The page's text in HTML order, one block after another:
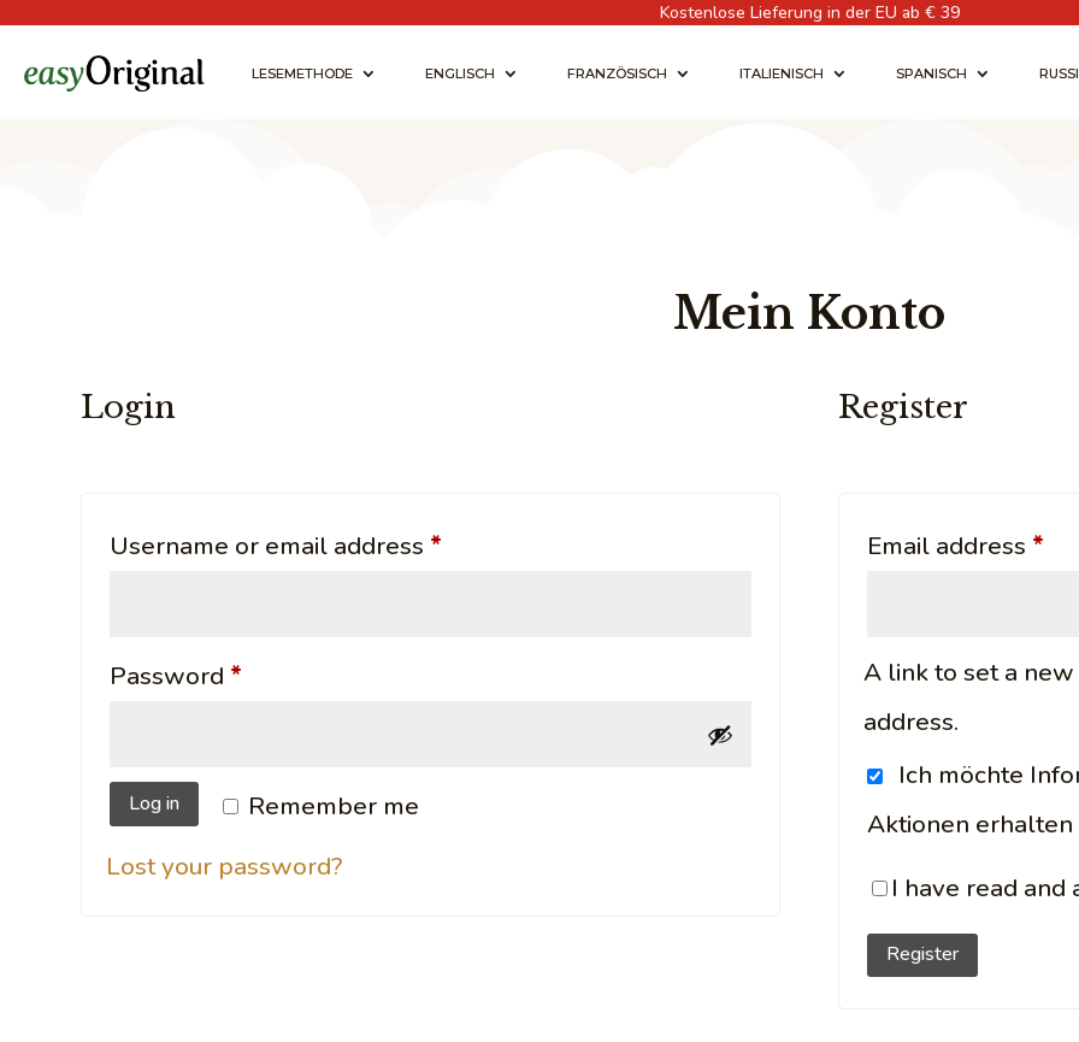
Kostenlose Lieferung in der EU ab € 39
LESEMETHODE ENGLISCH FRANZÖSISCH ITALIENISCH SPANISCH
Mein Konto
Login
Username or email address *
Password *
Remember me
Log in
Lost your password?
Register
Email address *
A link to set a
address.
Ich möchte
Aktionen erhalten
I have read and
Register